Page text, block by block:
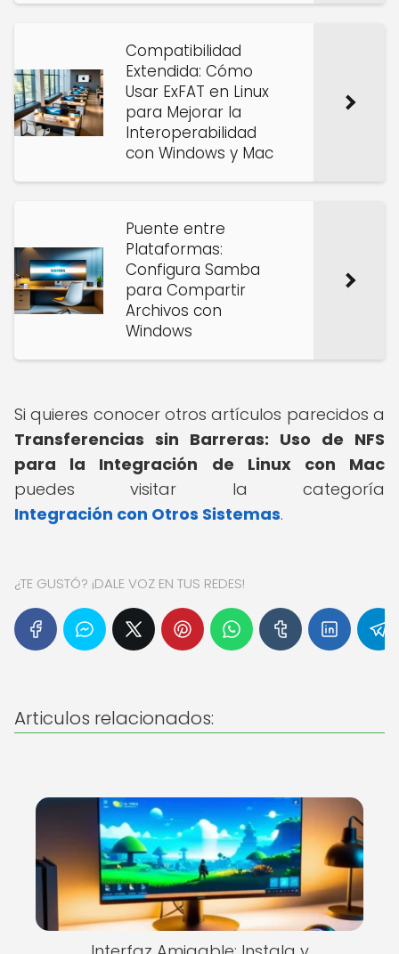
Compatibilidad
Extendida: Cómo
Usar ExFAT en Linux
para Mejorar la
Interoperabilidad
con Windows y Mac
Puente entre
Plataformas:
Configura Samba
para Compartir
Archivos con
Windows
Si quieres conocer otros artículos parecidos a
Transferencias sin Barreras: Uso de NFS
para la Integración de Linux con Mac
puedes visitar la categoría
Integración con Otros Sistemas.
¿TE GUSTÓ? ¡DALE VOZ EN TUS REDES!
Articulos relacionados: